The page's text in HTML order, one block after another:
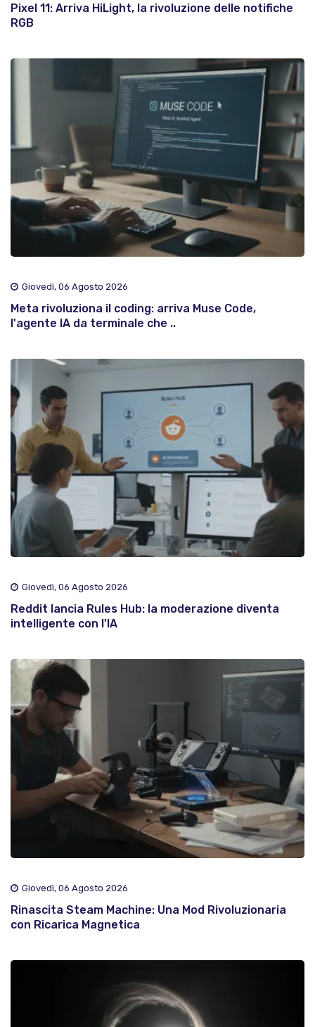
Pixel 11: Arriva HiLight, la rivoluzione delle notifiche
RGB
Giovedì, 06 Agosto 2026
Meta rivoluziona il coding: arriva Muse Code,
l'agente IA da terminale che ..
Giovedì, 06 Agosto 2026
Reddit lancia Rules Hub: la moderazione diventa
intelligente con l'IA
Giovedì, 06 Agosto 2026
Rinascita Steam Machine: Una Mod Rivoluzionaria
con Ricarica Magnetica